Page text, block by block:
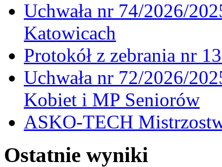
Uchwała nr 74/2026/
Katowicach
Protokół z zebrania nr
Uchwała nr 72/2026/
Kobiet i MP Seniorów
ASKO-TECH
Ostatnie wyniki